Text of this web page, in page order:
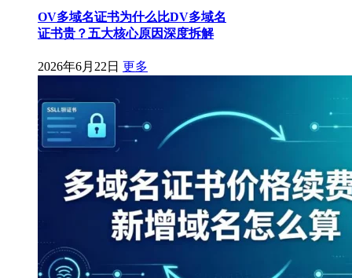
OV多域名证书为什么比DV多域名
证书贵？五大核心原因深度拆解
2026年6月22日 更多